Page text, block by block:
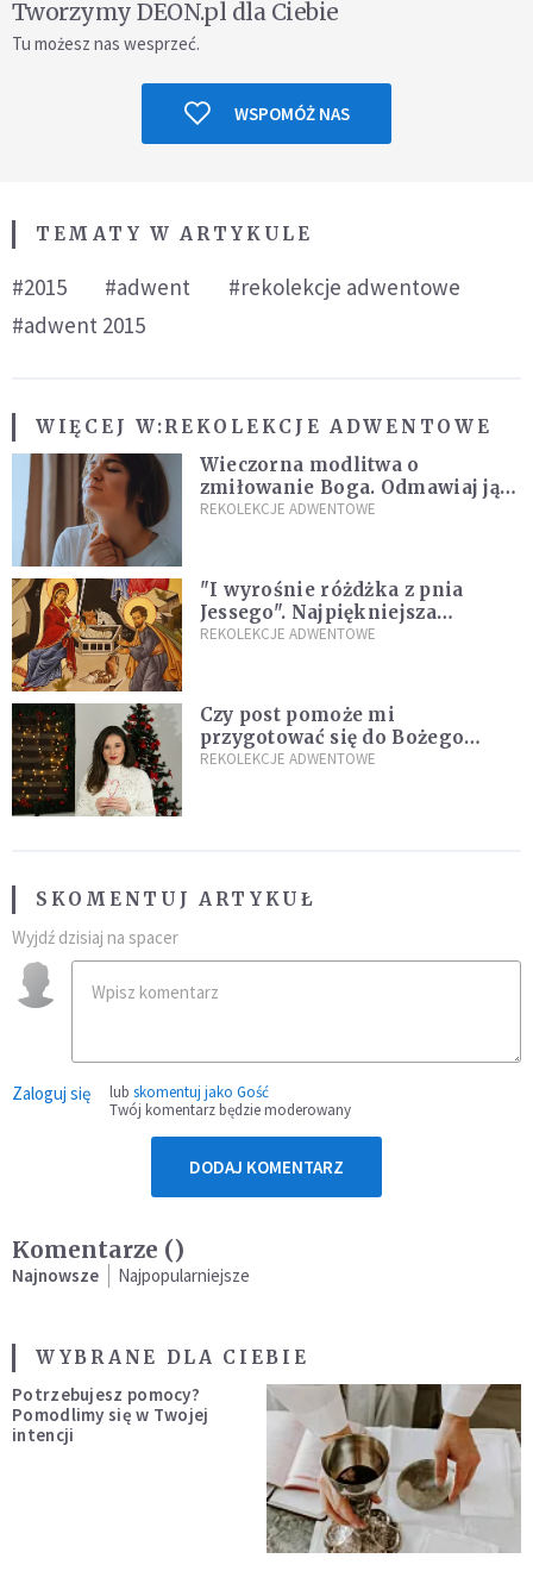
Tworzymy DEON.pl dla Ciebie
Tu możesz nas wesprzeć.
WSPOMÓŻ NAS
TEMATY W ARTYKULE
#2015 #adwent
#rekolekcje adwentowe
#adwent 2015
WIĘCEJ W:REKOLEKCJE ADWENTOWE
Wieczorna modlitwa o
zmiłowanie Boga. Odmawiaj ją,
gdy jest ci w życiu źle
REKOLEKCJE ADWENTOWE
"I wyrośnie różdżka z pnia
Jessego". Najpiękniejsza
zapowiedź Mesjasza w Piśmie
REKOLEKCJE ADWENTOWE
Czy post pomoże mi
przygotować się do Bożego
Narodzenia? Jezuita: to zależy
REKOLEKCJE ADWENTOWE
SKOMENTUJ ARTYKUŁ
Wyjdź dzisiaj na spacer
Zaloguj się lub skomentuj jako Gość
Twój komentarz będzie moderowany
DODAJ KOMENTARZ
Komentarze ()
Najnowsze Najpopularniejsze
WYBRANE DLA CIEBIE
Potrzebujesz pomocy?
Pomodlimy się w Twojej
intencji